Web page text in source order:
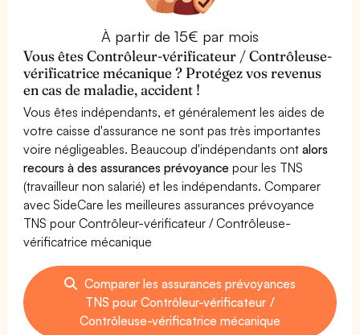
À partir de 15€ par mois
Vous êtes Contrôleur-vérificateur / Contrôleuse-
vérificatrice mécanique ? Protégez vos revenus
en cas de maladie, accident !
Vous êtes indépendants, et généralement les aides de
votre caisse d'assurance ne sont pas très importantes
voire négligeables. Beaucoup d'indépendants ontalors
recours à des assurances prévoyance pour les TNS
(travailleur non salarié) et les indépendants. Comparer
avec SideCare les meilleures assurances prévoyance
TNS pour Contrôleur-vérificateur / Contrôleuse-
vérificatrice mécanique
Comparer les assurances prévoyances
TNS pour Contrôleur-vérificateur /
Contrôleuse-vérificatrice mécanique